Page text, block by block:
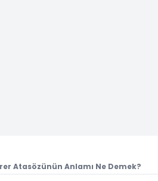
Atasözünün Anlamı Ne Demek?